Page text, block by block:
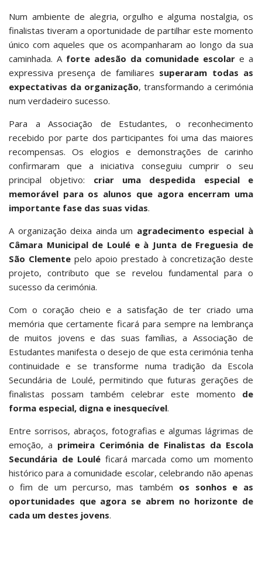
Num ambiente de alegria, orgulho e alguma nostalgia, os
finalistas tiveram a oportunidade de partilhar este momento
único com aqueles que os acompanharam ao longo da sua
caminhada. A forte adesão da comunidade escolar e a
expressiva presença de familiares superaram todas as
expectativas da organização, transformando a cerimónia
num verdadeiro sucesso.
Para a Associação de Estudantes, o reconhecimento
recebido por parte dos participantes foi uma das maiores
recompensas. Os elogios e demonstrações de carinho
confirmaram que a iniciativa conseguiu cumprir o seu
principal objetivo: criar uma despedida especial e
memorável para os alunos que agora encerram uma
importante fase das suas vidas.
A organização deixa ainda um agradecimento especial à
Câmara Municipal de Loulé e à Junta de Freguesia de
São Clemente pelo apoio prestado à concretização deste
projeto, contributo que se revelou fundamental para o
sucesso da cerimónia.
Com o coração cheio e a satisfação de ter criado uma
memória que certamente ficará para sempre na lembrança
de muitos jovens e das suas famílias, a Associação de
Estudantes manifesta o desejo de que esta cerimónia tenha
continuidade e se transforme numa tradição da Escola
Secundária de Loulé, permitindo que futuras gerações de
finalistas possam também celebrar este momento de
forma especial, digna e inesquecível.
Entre sorrisos, abraços, fotografias e algumas lágrimas de
emoção, a primeira Cerimónia de Finalistas da Escola
Secundária de Loulé ficará marcada como um momento
histórico para a comunidade escolar, celebrando não apenas
o fim de um percurso, mas também os sonhos e as
oportunidades que agora se abrem no horizonte de
cada um destes jovens.